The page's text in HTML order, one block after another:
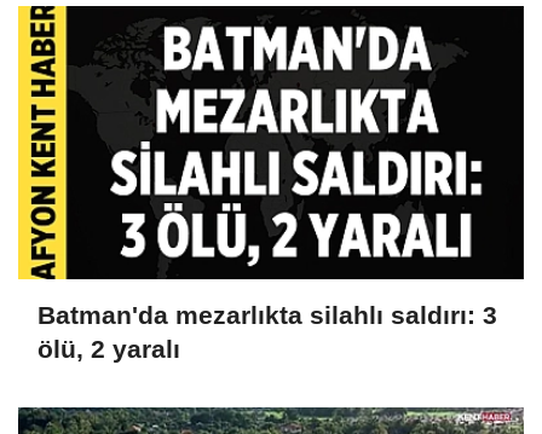
Batman'da mezarlıkta silahlı saldırı: 3
ölü, 2 yaralı